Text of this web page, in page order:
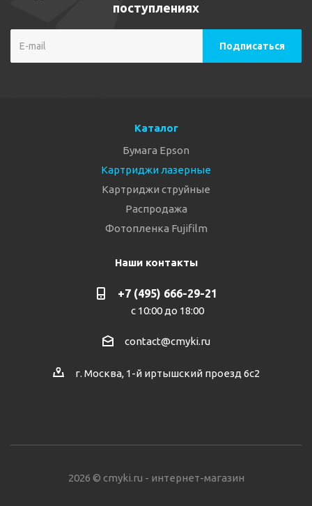
поступлениях
Каталог
Бумага Epson
Картриджи лазерные
Картриджи струйные
Распродажа
Фотопленка Fujifilm
Наши контакты
+7 (495) 666-29-21
с 10:00 до 18:00
contact@cmyki.ru
г. Москва, 1-й иртышский проезд 6с2
2026 © cmyki.ru - интернет-магазин